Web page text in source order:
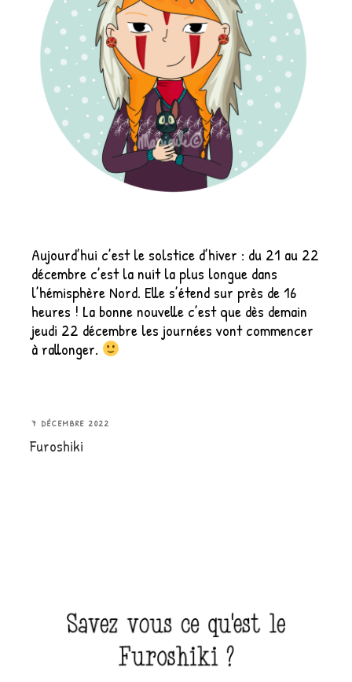
Aujourd’hui c’est le solstice d’hiver : du 21 au 22
décembre c’est la nuit la plus longue dans
l’hémisphère Nord. Elle s’étend sur près de 16
heures ! La bonne nouvelle c’est que dès demain
jeudi 22 décembre les journées vont commencer
à rallonger.
PUBLIÉ
LE
7 DÉCEMBRE 2022
Furoshiki